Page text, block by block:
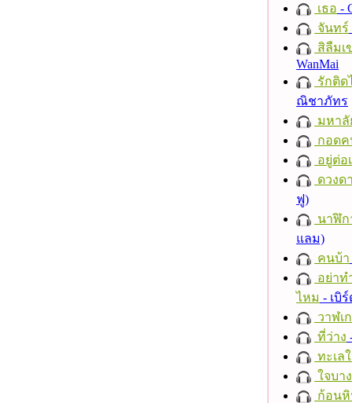
เธอ -
จันทร์
สิลืมเ
WanMai
รักติด
ณิชาภัทร
มหาลั
กอดค
อยู่ต่อ
ดวงด
ฟู)
นาฬิก
แลม)
คนบ้า
อย่าท
ไหม - เบิ
วาฬเ
ที่ว่าง
ทะเล
ใจบาง
ก้อน